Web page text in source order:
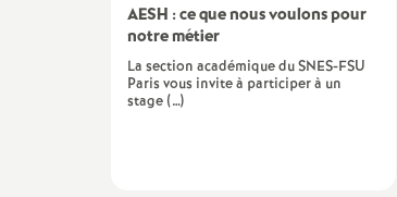
AESH : ce que nous voulons pour
notre métier
La section académique du SNES-FSU
Paris vous invite à participer à un
stage (…)